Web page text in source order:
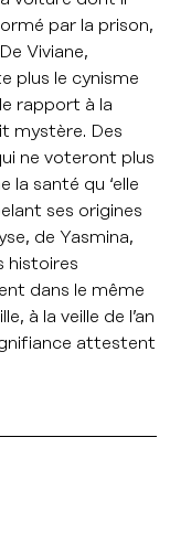
par la prison,
Viviane,
plus le cynisme
rapport à la
mystère. Des
ne voteront plus
la santé qu ‘elle
ses origines
de Yasmina,
histoires
dans le même
à la veille de l’an
attestent